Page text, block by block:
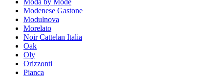
Moda by Mode
Modenese Gastone
Modulnova
Morelato
Noir Cattelan Italia
Oak
Oly
Orizzonti
Pianca